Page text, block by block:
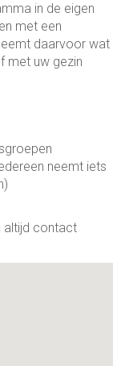
in de eigen
met een
daarvoor wat
met uw gezin
neemt iets
altijd contact